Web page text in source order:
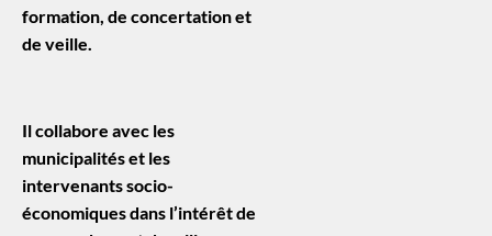
formation, de concertation et
de veille.
Il collabore avec les
municipalités et les
intervenants socio-
économiques dans l’intérêt de